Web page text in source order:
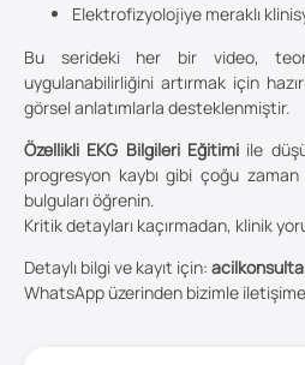
Elektrofizyolojiye meraklı
Bu serideki her bir video,
uygulanabilirliğini artırmak için
görsel anlatımlarla desteklenmiştir.
Özellikli EKG Bilgileri Eğitimi ile
progresyon kaybı gibi çoğu
bulguları öğrenin.
Kritik detayları kaçırmadan, klinik
Detaylı bilgi ve kayıt için:
WhatsApp üzerinden bizimle